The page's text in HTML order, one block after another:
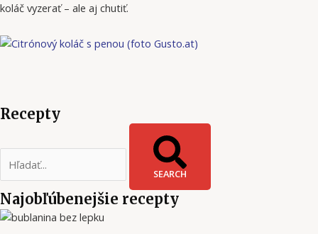
koláč vyzerať – ale aj chutiť.
Recepty
SEARCH
Najobľúbenejšie recepty